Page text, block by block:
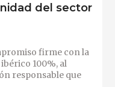
del sector
firme con la
100%, al
responsable que